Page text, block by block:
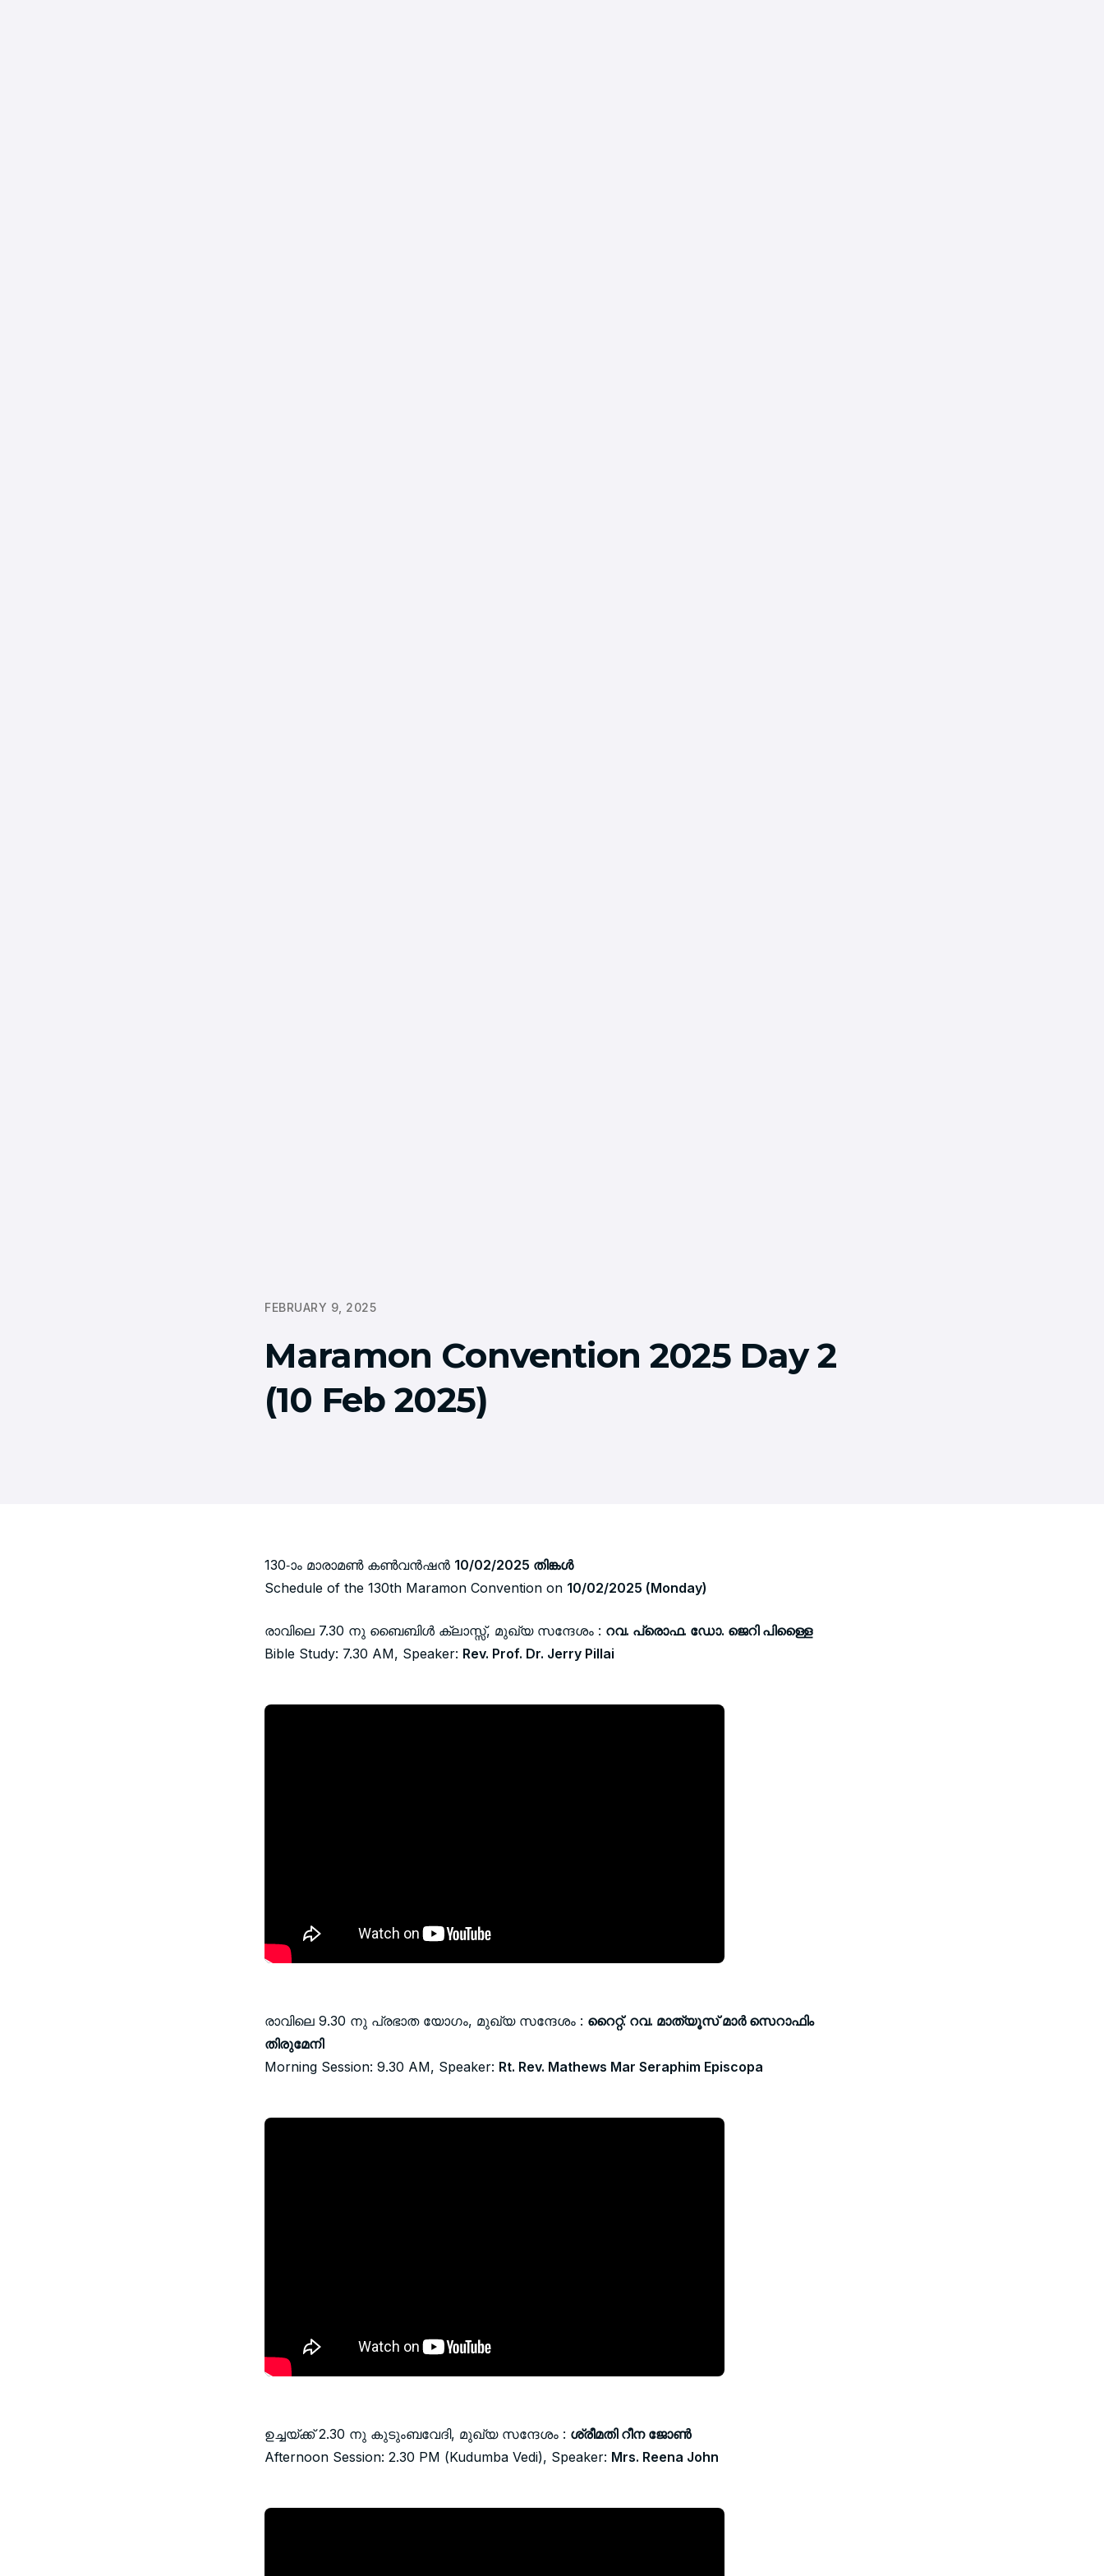
FEBRUARY 9, 2025
Maramon Convention 2025 Day 2
(10 Feb 2025)
130-ാം മാരാമൺ കൺവൻഷൻ 10/02/2025 തിങ്കൾ
Schedule of the 130th Maramon Convention on 10/02/2025 (Monday)
രാവിലെ 7.30 നു ബൈബിൾ ക്ലാസ്സ്, മുഖ്യ സന്ദേശം : റവ. പ്രൊഫ. ഡോ. ജെറി പിള്ളൈ
Bible Study: 7.30 AM, Speaker: Rev. Prof. Dr. Jerry Pillai
രാവിലെ 9.30 നു പ്രഭാത യോഗം, മുഖ്യ സന്ദേശം : റൈറ്റ്. റവ. മാത്യൂസ് മാർ സെറാഫിം
തിരുമേനി
Morning Session: 9.30 AM, Speaker: Rt. Rev. Mathews Mar Seraphim Episcopa
ഉച്ചയ്ക്ക് 2.30 നു കുടുംബവേദി, മുഖ്യ സന്ദേശം : ശ്രീമതി റീന ജോൺ
Afternoon Session: 2.30 PM (Kudumba Vedi), Speaker: Mrs. Reena John